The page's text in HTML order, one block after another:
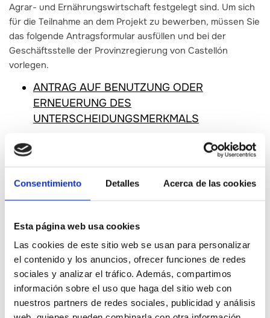
Consentimiento Detalles Acerca de las cookies
Esta página web usa cookies
Las cookies de este sitio web se usan para personalizar
el contenido y los anuncios, ofrecer funciones de redes
sociales y analizar el tráfico. Además, compartimos
información sobre el uso que haga del sitio web con
nuestros partners de redes sociales, publicidad y análisis
Agrar- und Ernährungswirtschaft festgelegt sind. Um sich
für die Teilnahme an dem Projekt zu bewerben, müssen Sie
das folgende Antragsformular ausfüllen und bei der
Geschäftsstelle der Provinzregierung von Castellón
vorlegen.
ANTRAG AUF BENUTZUNG ODER
ERNEUERUNG DES
UNTERSCHEIDUNGSMERKMALS
Tourismussektor, Restaurants, Unterkünfte,
Sabor ist freiwillig und mit keinerlei Kosten für die
Unternehmen verbunden, da diese Aktion Teil des Projekts
Castelló Ruta de Sabor ist, das von der Provinzialregierung
von Castellón gefördert und finanziert wird. Um sich für die
Teilnahme an dem Projekt zu bewerben, müssen Sie je
nach Art Ihres Unternehmens einen der drei folgenden
Anträge ausfüllen: